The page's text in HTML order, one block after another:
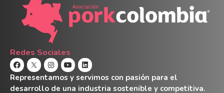
Redes Sociales
Representamos y servimos con pasión para el
desarrollo de una industria sostenible y competitiva.